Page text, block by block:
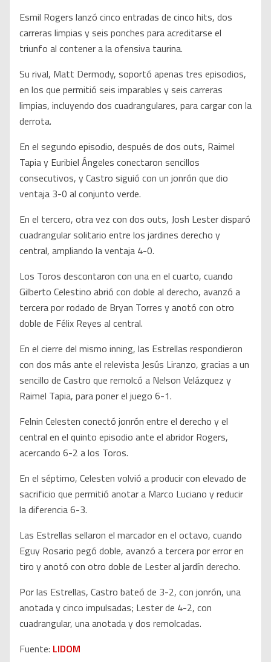
Esmil Rogers lanzó cinco entradas de cinco hits, dos
carreras limpias y seis ponches para acreditarse el
triunfo al contener a la ofensiva taurina.
Su rival, Matt Dermody, soportó apenas tres episodios,
en los que permitió seis imparables y seis carreras
limpias, incluyendo dos cuadrangulares, para cargar con la
derrota.
En el segundo episodio, después de dos outs, Raimel
Tapia y Euribiel Ángeles conectaron sencillos
consecutivos, y Castro siguió con un jonrón que dio
ventaja 3-0 al conjunto verde.
En el tercero, otra vez con dos outs, Josh Lester disparó
cuadrangular solitario entre los jardines derecho y
central, ampliando la ventaja 4-0.
Los Toros descontaron con una en el cuarto, cuando
Gilberto Celestino abrió con doble al derecho, avanzó a
tercera por rodado de Bryan Torres y anotó con otro
doble de Félix Reyes al central.
En el cierre del mismo inning, las Estrellas respondieron
con dos más ante el relevista Jesús Liranzo, gracias a un
sencillo de Castro que remolcó a Nelson Velázquez y
Raimel Tapia, para poner el juego 6-1.
Felnin Celesten conectó jonrón entre el derecho y el
central en el quinto episodio ante el abridor Rogers,
acercando 6-2 a los Toros.
En el séptimo, Celesten volvió a producir con elevado de
sacrificio que permitió anotar a Marco Luciano y reducir
la diferencia 6-3.
Las Estrellas sellaron el marcador en el octavo, cuando
Eguy Rosario pegó doble, avanzó a tercera por error en
tiro y anotó con otro doble de Lester al jardín derecho.
Por las Estrellas, Castro bateó de 3-2, con jonrón, una
anotada y cinco impulsadas; Lester de 4-2, con
cuadrangular, una anotada y dos remolcadas.
Fuente: LIDOM